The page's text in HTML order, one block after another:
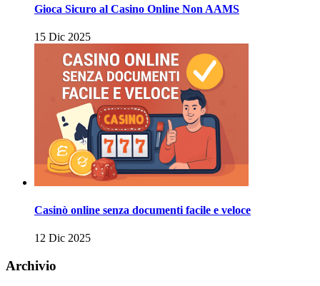
Gioca Sicuro al Casino Online Non AAMS
15 Dic 2025
Casinò online senza documenti facile e veloce
12 Dic 2025
Archivio